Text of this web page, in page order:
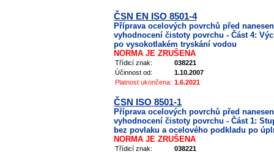
ČSN EN ISO 8501-4
Příprava ocelových povrchů před
vyhodnocení čistoty povrchu - Část 4:
po vysokotlakém tryskání vodou
NORMA JE ZRUŠENA
Třídicí znak:
038221
Účinnost od:
1.10.2007
Platnost ukončena: 1.6.2021
ČSN ISO 8501-1
Příprava ocelových povrchů před
vyhodnocení čistoty povrchu - Část 1:
bez povlaku a ocelového podkladu po
NORMA JE ZRUŠENA
Třídicí znak:
038221